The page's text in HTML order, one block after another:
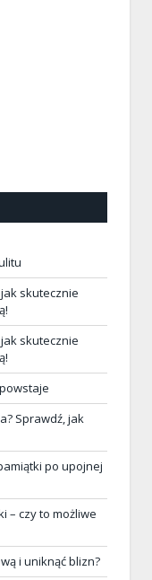
skutecznie
skutecznie
Sprawdź, jak
po upojnej
– czy to możliwe
i uniknąć blizn?